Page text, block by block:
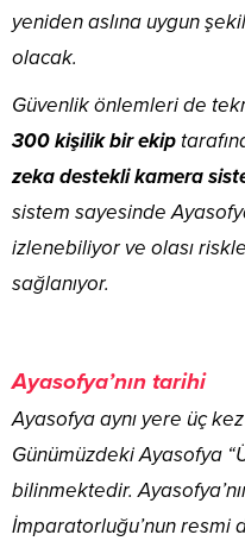
yeniden aslına uygun
olacak.
Güvenlik önlemleri de
300 kişilik bir ekip
zeka destekli kamera
sistem sayesinde
izlenebiliyor ve olası
sağlanıyor.
Ayasofya’nın tarihi
Ayasofya aynı yere üç
Günümüzdeki Ayasofya
bilinmektedir.
İmparatorluğu’nun resmi